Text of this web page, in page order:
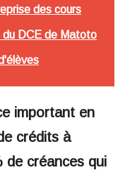
des cours
DCE de Matoto
important en
crédits à
de créances qui